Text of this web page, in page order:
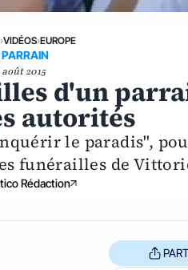
›VIDÉOS›EUROPE
PARRAIN
août 2015
d'un
autorités
le paradis",
funérailles de
Rédaction